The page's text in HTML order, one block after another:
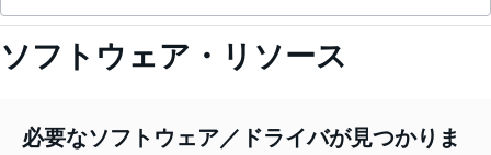
ソフトウェア・リソース
必要なソフトウェア／ドライバが見つかりま